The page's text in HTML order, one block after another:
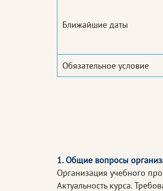
Ближайшие даты
Обязательное условие
1. Общие вопросы
Организация учебного
Актуальность курса.